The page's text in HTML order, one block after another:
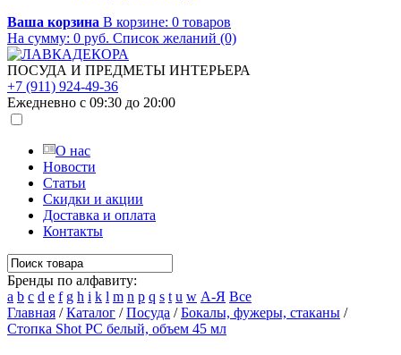
Ваша корзина В корзине: 0 товаров
На сумму: 0 руб. Список желаний (0)
ПОСУДА И ПРЕДМЕТЫ ИНТЕРЬЕРА
+7 (911) 924-49-36
Ежедневно с 09:30 до 20:00
О нас
Новости
Статьи
Скидки и акции
Доставка и оплата
Контакты
Бренды по алфавиту:
a b c d e f g h i k l m n p q s t u w А-Я Все
Главная /Каталог /Посуда /Бокалы, фужеры, стаканы /
Стопка Shot РС белый, объем 45 мл